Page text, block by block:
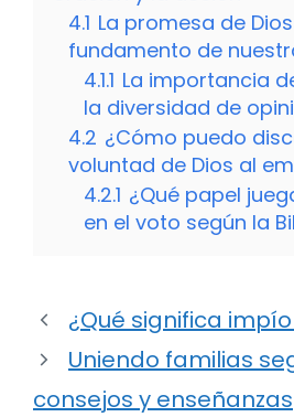
4.1 La promesa de
fundamento de
4.1.1 La importancia
la diversidad de
4.2 ¿Cómo puedo
voluntad de Dios al
4.2.1 ¿Qué papel
en el voto según la
¿Qué significa
Uniendo familias
consejos y enseñanzas